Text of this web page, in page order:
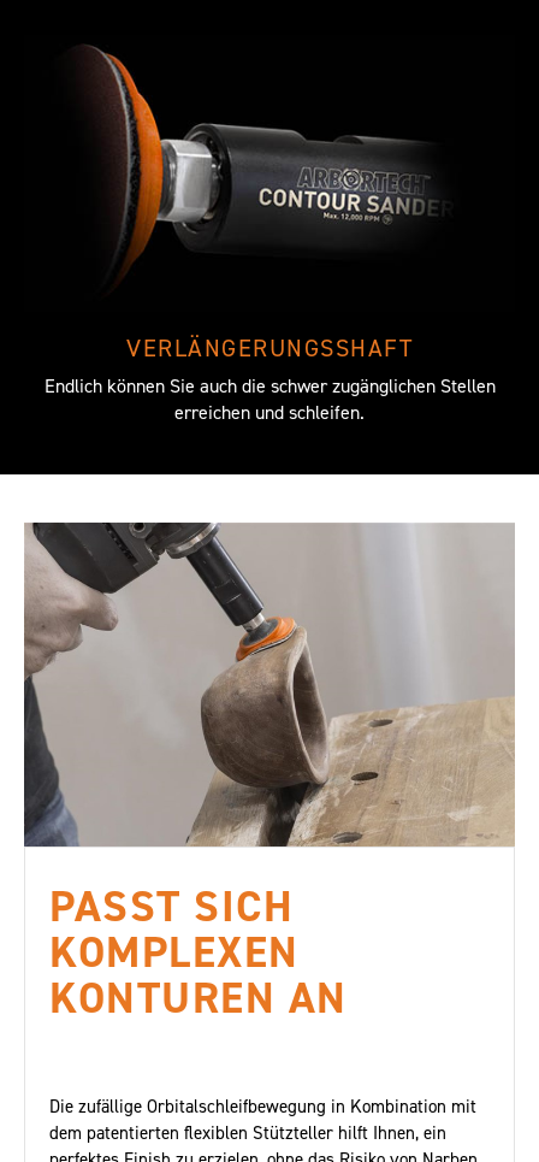
VERLÄNGERUNGSSHAFT
Endlich können Sie auch die schwer zugänglichen Stellen
erreichen und schleifen.
PASST SICH
KOMPLEXEN
KONTUREN AN
Die zufällige Orbitalschleifbewegung in Kombination mit
dem patentierten flexiblen Stützteller hilft Ihnen, ein